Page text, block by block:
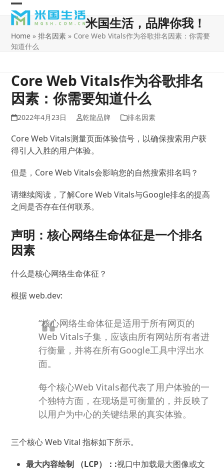
Skip
content
Open
mobile
menu
Close
mobile
menu
米国生活，品牌你我！
Home »排名因素 » Core Web Vitals作为谷歌排名因素：你需要
知道什么
Core Web Vitals作为谷歌排名
因素：你需要知道什么
2022年4月23日 乾龍品牌 排名因素
Core Web Vitals测量页面体验信号，以确保搜索用户获
得引人入胜的用户体验。
但是，Core Web Vitals会影响您的自然搜索排名吗？
请继续阅读，了解Core Web Vitals与Google排名的提高
之间是否存在任何联系。
声明：核心网络生命体征是一个排名
因素
什么是核心网络生命体征？
根据 web.dev:
“核心网络生命体征是适用于所有网页的
Web Vitals子集，应该由所有网站所有者进
行衡量，并将在所有Google工具中浮出水
面。
每个核心Web Vitals都代表了用户体验的一
个独特方面，在现场是可衡量的，并反映了
以用户为中心的关键结果的真实体验。
三个核心 Web Vital 指标如下所示。
最大内容绘制 （LCP）： :视口中加载最大图像或文